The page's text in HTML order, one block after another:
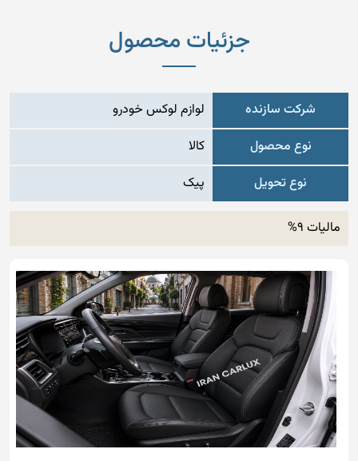
جزئیات محصول
شرکت سازنده
لوازم لوکس خودرو
نوع محصول
کالا
نوع تحویل
پیک
مالیات 9%